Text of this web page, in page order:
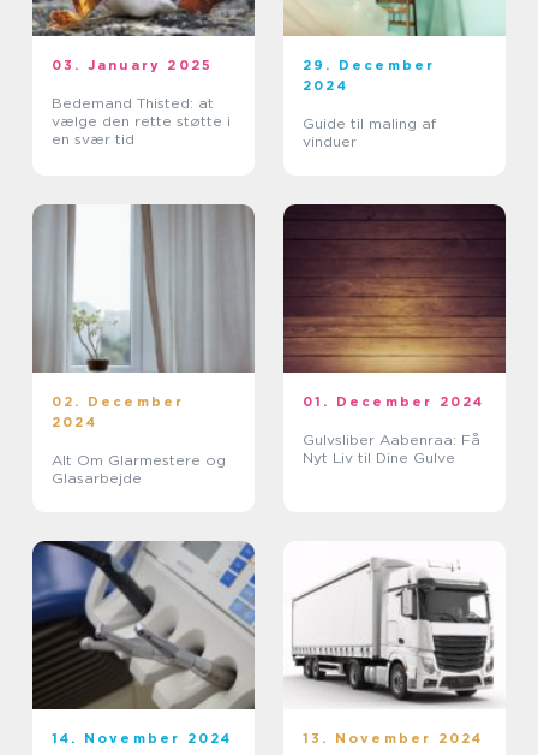
03. January 2025
Bedemand Thisted: at
vælge den rette støtte i
en svær tid
29. December
2024
Guide til maling af
vinduer
02. December
2024
Alt Om Glarmestere og
Glasarbejde
01. December 2024
Gulvsliber Aabenraa: Få
Nyt Liv til Dine Gulve
14. November 2024 13. November 2024